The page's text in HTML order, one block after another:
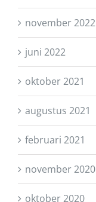
november 2022
juni 2022
oktober 2021
augustus 2021
februari 2021
november 2020
oktober 2020